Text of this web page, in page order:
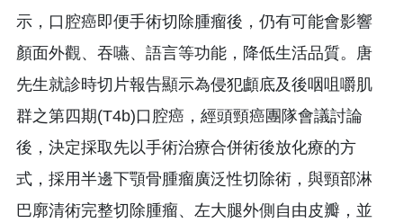
示，口腔癌即便手術切除腫瘤後，仍有可能會影響
顏面外觀、吞嚥、語言等功能，降低生活品質。唐
先生就診時切片報告顯示為侵犯顱底及後咽咀嚼肌
群之第四期(T4b)口腔癌，經頭頸癌團隊會議討論
後，決定採取先以手術治療合併術後放化療的方
式，採用半邊下顎骨腫瘤廣泛性切除術，與頸部淋
巴廓清術完整切除腫瘤、左大腿外側自由皮瓣，並